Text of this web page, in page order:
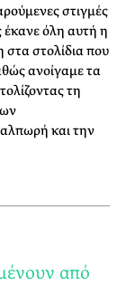
στιγμές
έκανε όλη αυτή η
στολίδια που
ανοίγαμε τα
τη
και την
από